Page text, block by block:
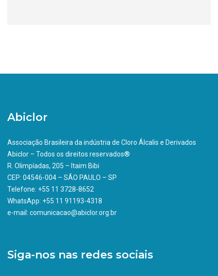
Abiclor
Associação Brasileira da indústria de Cloro Álcalis e Derivados
Abiclor – Todos os direitos reservados®
R. Olimpíadas, 205 – Itaim Bibi
CEP: 04546-004 – SÃO PAULO – SP
Telefone: +55 11 3728-8652
WhatsApp: +55 11 91193-4318
e-mail: comunicacao@abiclor.org.br
Siga-nos nas redes sociais